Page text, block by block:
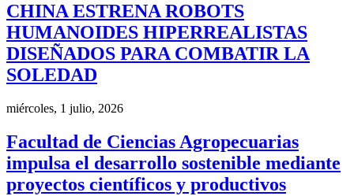
CHINA ESTRENA ROBOTS
HUMANOIDES HIPERREALISTAS
DISEÑADOS PARA COMBATIR LA
SOLEDAD
miércoles, 1 julio, 2026
Facultad de Ciencias Agropecuarias
impulsa el desarrollo sostenible mediante
proyectos científicos y productivos